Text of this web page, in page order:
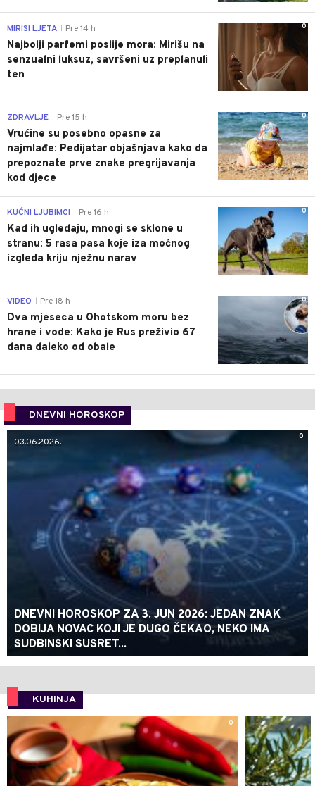
0
MIRISI LJETA Pre 14 h
Najbolji parfemi poslije mora: Mirišu na
senzualni luksuz, savršeni uz preplanuli
ten
0
ZDRAVLJE Pre 15 h
Vrućine su posebno opasne za
najmlađe: Pedijatar objašnjava kako da
prepoznate prve znake pregrijavanja
kod djece
0
KUĆNI LJUBIMCI Pre 16 h
Kad ih ugledaju, mnogi se sklone u
stranu: 5 rasa pasa koje iza moćnog
izgleda kriju nježnu narav
0
VIDEO Pre 18 h
Dva mjeseca u Ohotskom moru bez
hrane i vode: Kako je Rus preživio 67
dana daleko od obale
DNEVNI HOROSKOP
0
03.06.2026.
DNEVNI HOROSKOP ZA 3. JUN 2026: JEDAN ZNAK
DOBIJA NOVAC KOJI JE DUGO ČEKAO, NEKO IMA
SUDBINSKI SUSRET...
KUHINJA
0